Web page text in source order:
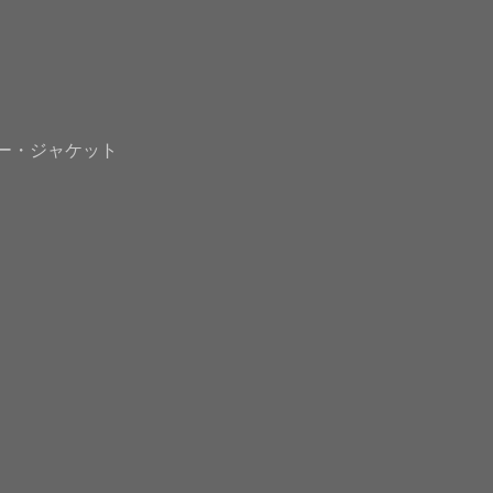
・ジャケット